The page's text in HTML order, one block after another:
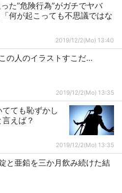
た”危険行為”がガチでヤバ
何が起こっても不思議ではな
2019/12/2(Mo) 13:40
の人のイラストすこだ…
2019/12/2(Mo) 13:35
ても恥ずかし
えば？
2019/12/2(Mo) 13:35
と亜鉛を三か月飲み続けた結